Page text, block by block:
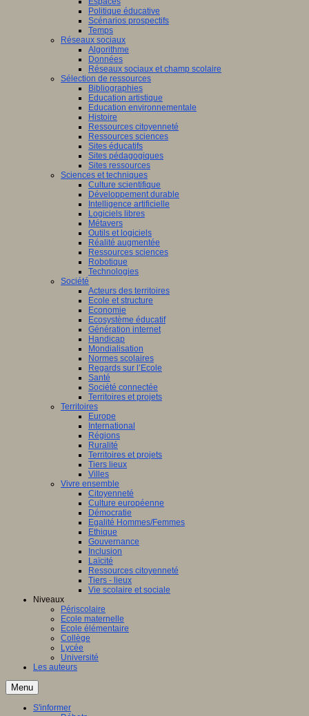
Politique éducative
Scénarios prospectifs
Temps
Réseaux sociaux
Algorithme
Données
Réseaux sociaux et champ scolaire
Sélection de ressources
Bibliographies
Education artistique
Education environnementale
Histoire
Ressources citoyenneté
Ressources sciences
Sites éducatifs
Sites pédagogiques
Sites ressources
Sciences et techniques
Culture scientifique
Développement durable
Intelligence artificielle
Logiciels libres
Métavers
Outils et logiciels
Réalité augmentée
Ressources sciences
Robotique
Technologies
Société
Acteurs des territoires
Ecole et structure
Economie
Ecosystème éducatif
Génération internet
Handicap
Mondialisation
Normes scolaires
Regards sur l’Ecole
Santé
Société connectée
Territoires et projets
Territoires
Europe
International
Régions
Ruralité
Territoires et projets
Tiers lieux
Villes
Vivre ensemble
Citoyenneté
Culture européenne
Démocratie
Egalité Hommes/Femmes
Ethique
Gouvernance
Inclusion
Laïcité
Ressources citoyenneté
Tiers - lieux
Vie scolaire et sociale
Niveaux
Périscolaire
Ecole maternelle
Ecole élémentaire
Collège
Lycée
Université
Les auteurs
Menu
S'informer